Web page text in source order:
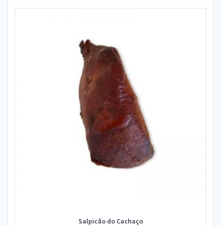
Salpicão do Cachaço